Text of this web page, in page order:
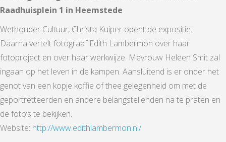
Raadhuisplein 1 in Heemstede
Wethouder Cultuur, Christa Kuiper opent de expositie.
Daarna vertelt fotograaf Edith Lambermon over haar
fotoproject en over haar werkwijze. Mevrouw Heleen Smit zal
ingaan op het leven in de kampen. Aansluitend is er onder het
genot van een kopje koffie of thee gelegenheid om met de
geportretteerden en andere belangstellenden na te praten en
de foto’s te bekijken.
Website: http://www.edithlambermon.nl/